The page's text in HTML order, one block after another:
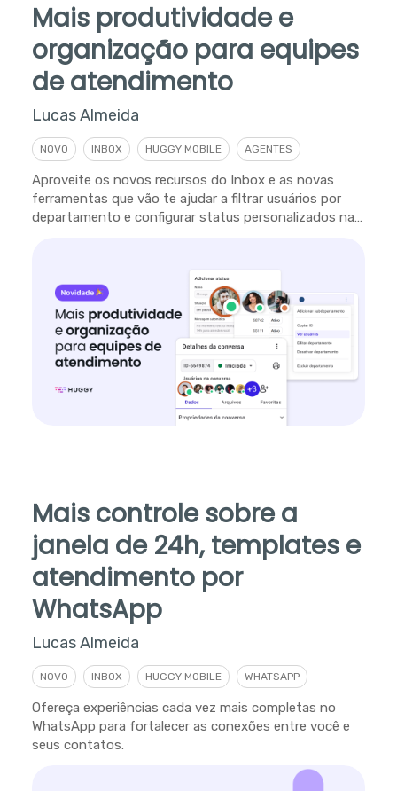
Mais produtividade e
organização para equipes
de atendimento
Lucas Almeida
NOVO INBOX HUGGY MOBILE AGENTES
Aproveite os novos recursos do Inbox e as novas
ferramentas que vão te ajudar a filtrar usuários por
departamento e configurar status personalizados na
Mais controle sobre a
janela de 24h, templates e
atendimento por
WhatsApp
Lucas Almeida
NOVO INBOX HUGGY MOBILE WHATSAPP
Ofereça experiências cada vez mais completas no
WhatsApp para fortalecer as conexões entre você e
seus contatos.